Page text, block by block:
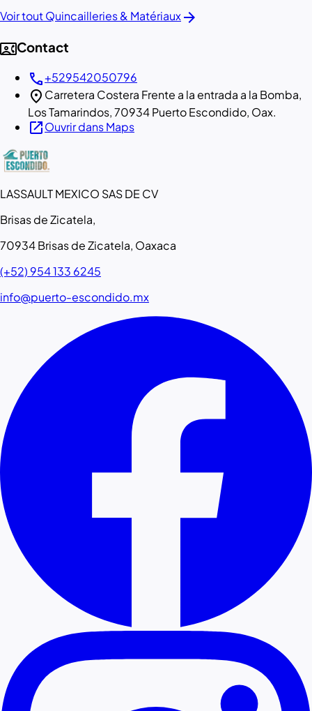
Voir tout Quincailleries & Matériauxarrow_forward
contact_phoneContact
call+529542050796
location_on Carretera Costera Frente a la entrada a la Bomba,
Los Tamarindos, 70934 Puerto Escondido, Oax.
open_in_newOuvrir dans Maps
LASSAULT MEXICO SAS DE CV
Brisas de Zicatela,
70934 Brisas de Zicatela, Oaxaca
(+52) 954 133 6245
info@puerto-escondido.mx